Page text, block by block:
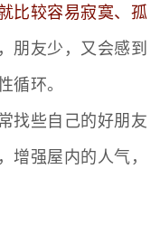
比较容易寂寞、孤
朋友少，又会感到
循环。
找些自己的好朋友
增强屋内的人气，